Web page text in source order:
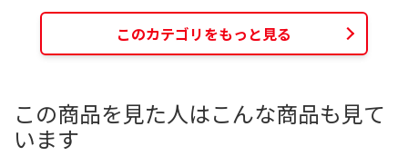
このカテゴリをもっと見る
この商品を見た人はこんな商品も見て
います